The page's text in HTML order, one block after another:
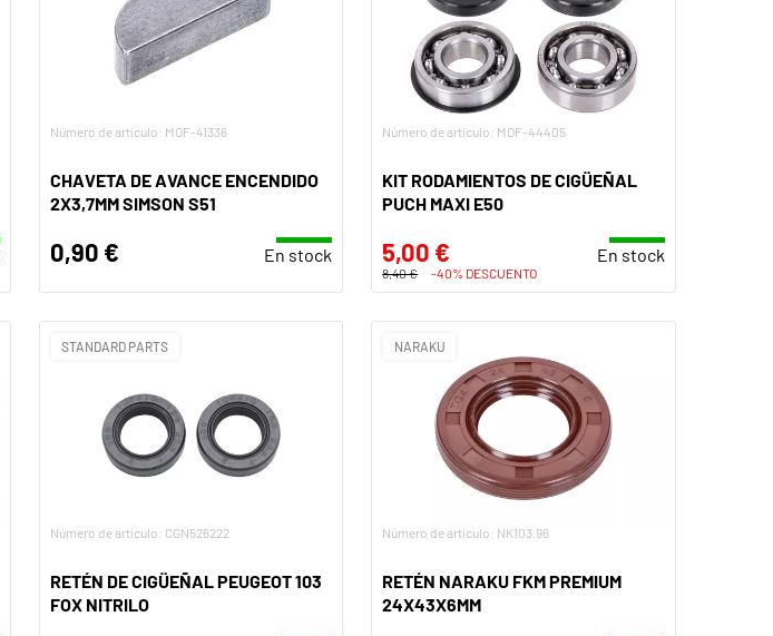
Número de artículo: MOF-41336
CHAVETA DE AVANCE ENCENDIDO
2X3,7MM SIMSON S51
0,90 € En stock
Número de artículo: MOF-44405
KIT RODAMIENTOS DE CIGÜEÑAL
PUCH MAXI E50
5,00 € En stock
8,40 € -40% DESCUENTO
STANDARD PARTS
Número de artículo: CGN526222
RETÉN DE CIGÜEÑAL PEUGEOT 103
FOX NITRILO
NARAKU
Número de artículo: NK103.96
RETÉN NARAKU FKM PREMIUM
24X43X6MM